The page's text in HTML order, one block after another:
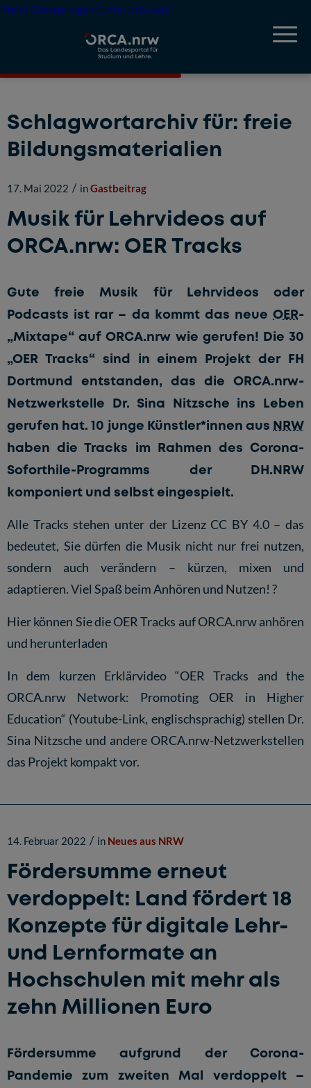
Menü überspringen (Enter drücken)
Schlagwortarchiv für: freie
Bildungsmaterialien
Musik für Lehrvideos auf
ORCA.nrw: OER Tracks
17. Mai 2022 / inGastbeitrag
Gute freie Musik für Lehrvideos oder
Podcasts ist rar – da kommt das neue OER-
„Mixtape“ auf ORCA.nrw wie gerufen! Die 30
„OER Tracks“ sind in einem Projekt der FH
Dortmund entstanden, das die ORCA.nrw-
Netzwerkstelle Dr. Sina Nitzsche ins Leben
gerufen hat. 10 junge Künstler*innen aus NRW
haben die Tracks im Rahmen des Corona-
Soforthile-Programms der DH.NRW
komponiert und selbst eingespielt.
Alle Tracks stehen unter der Lizenz CC BY 4.0 – das
bedeutet, Sie dürfen die Musik nicht nur frei nutzen,
sondern auch verändern – kürzen, mixen und
adaptieren. Viel Spaß beim Anhören und Nutzen! ?
Hier können Sie dieOER Tracks auf ORCA.nrwanhören
und herunterladen
In dem kurzen Erklärvideo“OER Tracks and the
ORCA.nrw Network: Promoting OER in Higher
Education“ (Youtube-Link, englischsprachig) stellen Dr.
Sina Nitzsche und andere ORCA.nrw-Netzwerkstellen
das Projekt kompakt vor.
Fördersumme erneut
verdoppelt: Land fördert 18
Konzepte für digitale Lehr-
und Lernformate an
Hochschulen mit mehr als
zehn Millionen Euro
14. Februar 2022 / in Neues aus NRW
Fördersumme aufgrund der Corona-
Pandemie zum zweiten Mal verdoppelt –